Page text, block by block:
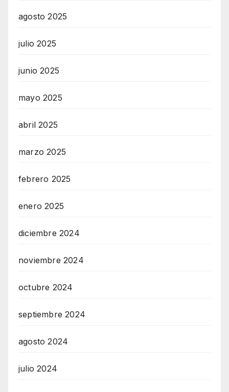
agosto 2025
julio 2025
junio 2025
mayo 2025
abril 2025
marzo 2025
febrero 2025
enero 2025
diciembre 2024
noviembre 2024
octubre 2024
septiembre 2024
agosto 2024
julio 2024